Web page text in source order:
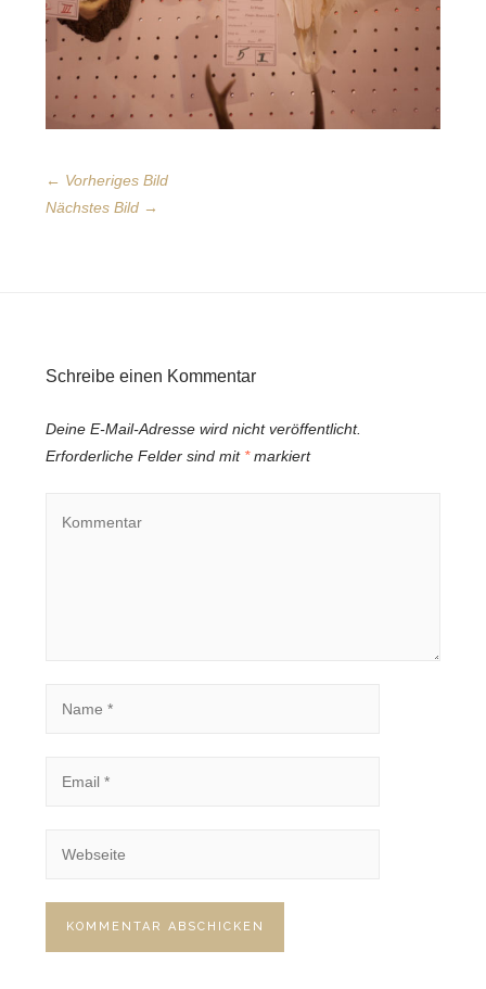
← Vorheriges Bild
Nächstes Bild →
Schreibe einen Kommentar
Deine E-Mail-Adresse wird nicht veröffentlicht.
Erforderliche Felder sind mit *markiert